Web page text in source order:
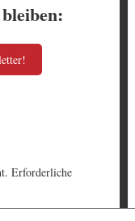
Erforderliche